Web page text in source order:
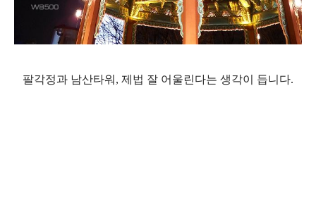
팔각정과 남산타워, 제법 잘 어울린다는 생각이 듭니다.